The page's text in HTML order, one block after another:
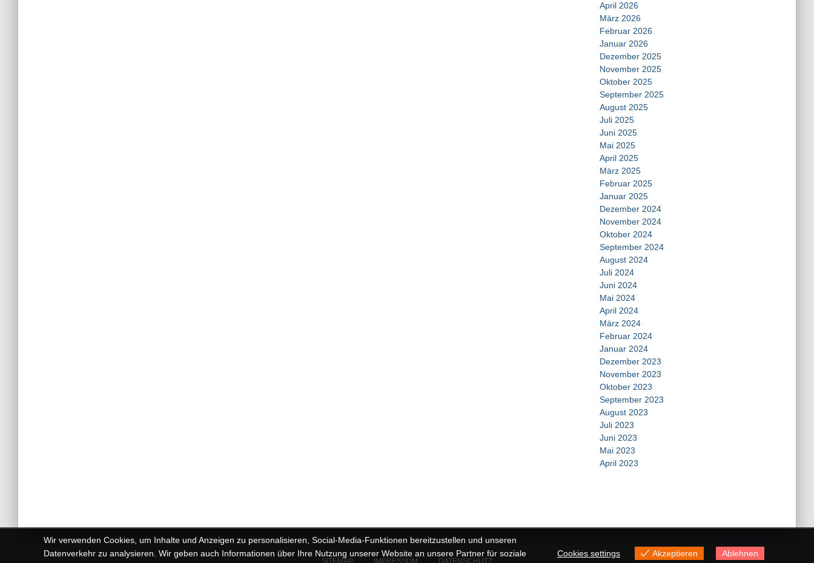
April 2026
März 2026
Februar 2026
Januar 2026
Dezember 2025
November 2025
Oktober 2025
September 2025
August 2025
Juli 2025
Juni 2025
Mai 2025
April 2025
März 2025
Februar 2025
Januar 2025
Dezember 2024
November 2024
Oktober 2024
September 2024
August 2024
Juli 2024
Juni 2024
Mai 2024
April 2024
März 2024
Februar 2024
Januar 2024
Dezember 2023
November 2023
Oktober 2023
September 2023
August 2023
Juli 2023
Juni 2023
Mai 2023
April 2023
SITEMAP IMPRESSUM DATENSCHUTZ
Wir verwenden Cookies, um Inhalte und Anzeigen zu personalisieren, Social-Media-Funktionen bereitzustellen und unseren
Datenverkehr zu analysieren. Wir geben auch Informationen über Ihre Nutzung unserer Website an unsere Partner für soziale
Cookies settings Akzeptieren Ablehnen